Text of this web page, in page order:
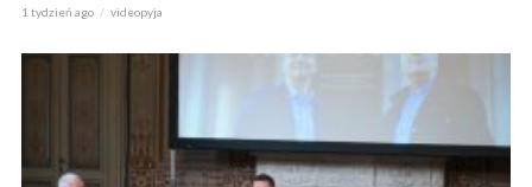
1 tydzień ago videopyja